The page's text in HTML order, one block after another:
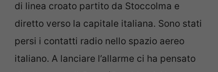
di linea croato partito da Stoccolma e
diretto verso la capitale italiana. Sono stati
persi i contatti radio nello spazio aereo
italiano. A lanciare l’allarme ci ha pensato